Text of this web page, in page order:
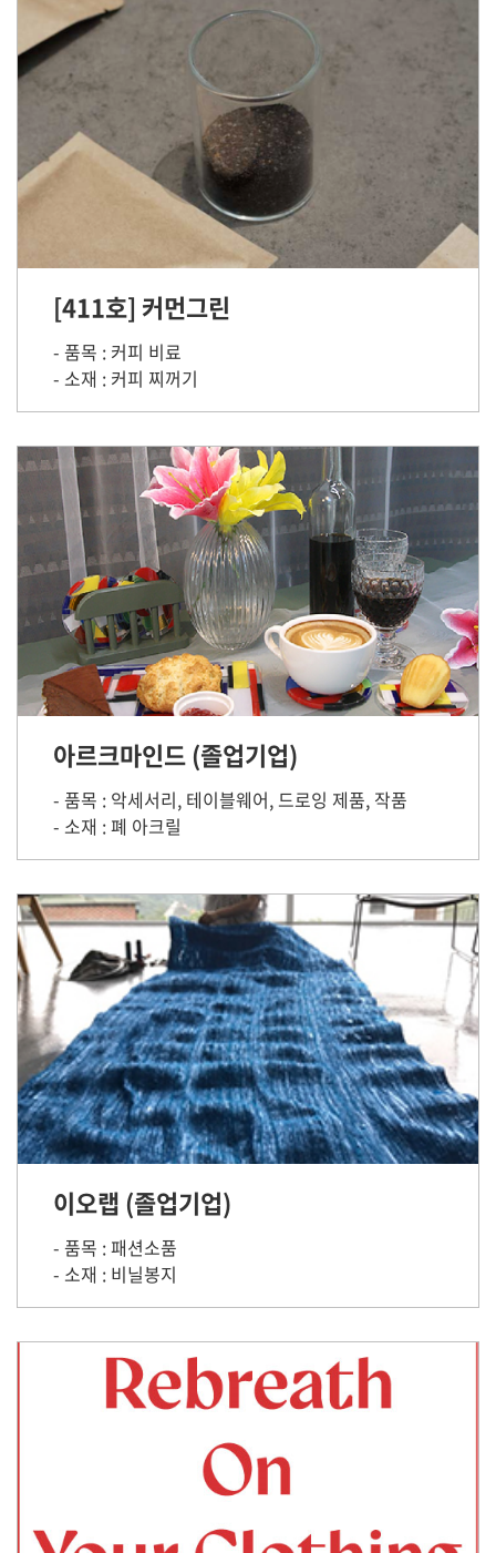
[411호] 커먼그린
- 품목 : 커피 비료
- 소재 : 커피 찌꺼기
아르크마인드 (졸업기업)
- 품목 : 악세서리, 테이블웨어, 드로잉 제품, 작품
- 소재 : 폐 아크릴
이오랩 (졸업기업)
- 품목 : 패션소품
- 소재 : 비닐봉지